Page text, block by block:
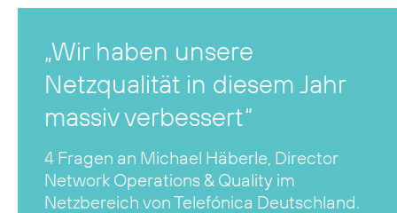
„Wir haben unsere
Netzqualität in diesem Jahr
massiv verbessert“
4 Fragen an Michael Häberle, Director
Network Operations & Quality im
Netzbereich von Telefónica Deutschland.